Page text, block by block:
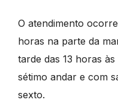
O atendimento
horas na parte da
tarde das 13 horas
sétimo andar e com
sexto.